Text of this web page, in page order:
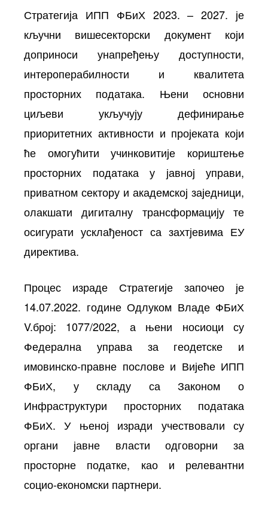
Стратегија ИПП ФБиХ 2023. – 2027. је
кључни вишесекторски документ који
доприноси унапређењу доступности,
интероперабилности и квалитета
просторних података. Њени основни
циљеви укључују дефинирање
приоритетних активности и пројеката који
ће омогућити учинковитије кориштење
просторних података у јавној управи,
приватном сектору и академској заједници,
олакшати дигиталну трансформацију те
осигурати усклађеност са захтјевима ЕУ
директива.
Процес израде Стратегије започео је
14.07.2022. године Одлуком Владе ФБиХ
V.број: 1077/2022, а њени носиоци су
Федерална управа за геодетске и
имовинско-правне послове и Вијеће ИПП
ФБиХ, у складу са Законом о
Инфраструктури просторних података
ФБиХ. У њеној изради учествовали су
органи јавне власти одговорни за
просторне податке, као и релевантни
социо-економски партнери.